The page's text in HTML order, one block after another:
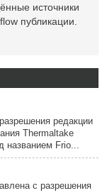
источники
публикации.
редакции
Thermaltake
названием Frio...
с разрешения